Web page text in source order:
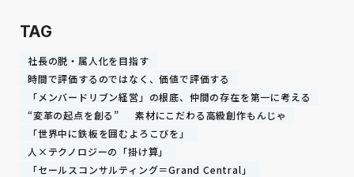
TAG
社長の脱・属人化を目指す
時間で評価するのではなく、価値で評価する
「メンバードリブン経営」の根底、仲間の存在を第一に考える
“変革の起点を創る”
素材にこだわる高級創作もんじゃ
「世界中に鉄板を囲むよろこびを」
人×テクノロジーの「掛け算」
「セールスコンサルティング＝Grand Central」